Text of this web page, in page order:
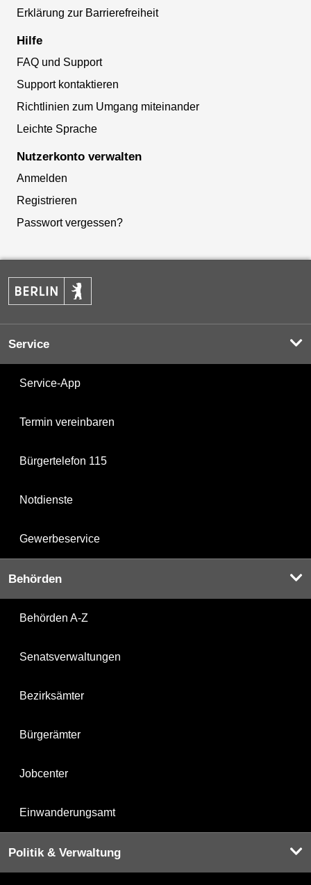
Erklärung zur Barrierefreiheit
Hilfe
FAQ und Support
Support kontaktieren
Richtlinien zum Umgang miteinander
Leichte Sprache
Nutzerkonto verwalten
Anmelden
Registrieren
Passwort vergessen?
Service
Service-App
Termin vereinbaren
Bürgertelefon 115
Notdienste
Gewerbeservice
Behörden
Behörden A-Z
Senatsverwaltungen
Bezirksämter
Bürgerämter
Jobcenter
Einwanderungsamt
Politik & Verwaltung